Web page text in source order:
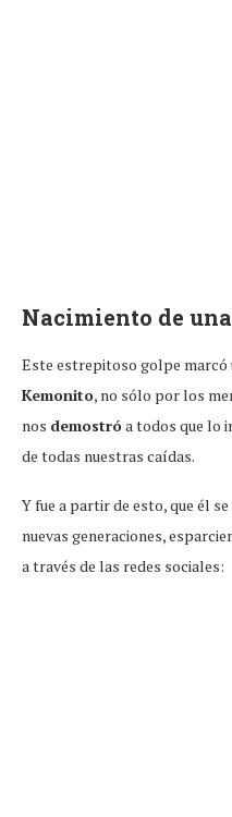
Nacimiento de
Este estrepitoso golpe marcó
Kemonito, no sólo por los
nos demostróa todos que lo
de todas nuestras caídas.
Y fue a partir de esto, que él
nuevas generaciones,
a través de las redes sociales: